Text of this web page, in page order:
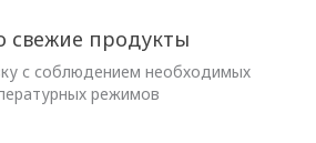
свежие продукты
с соблюдением необходимых
режимов